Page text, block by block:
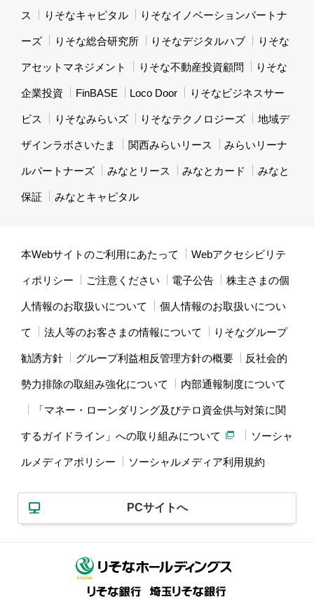
ス りそなキャピタル りそなイノベーションパートナ
ーズ りそな総合研究所 りそなデジタルハブ りそな
アセットマネジメント りそな不動産投資顧問 りそな
企業投資 FinBASE Loco Door りそなビジネスサー
ビス りそなみらいズ りそなテクノロジーズ 地域デ
ザインラボさいたま 関西みらいリース みらいリーナ
ルパートナーズ みなとリース みなとカード みなと
保証 みなとキャピタル
本Webサイトのご利用にあたって Webアクセシビリテ
ィポリシー ご注意ください 電子公告 株主さまの個
人情報のお取扱いについて 個人情報のお取扱いについ
て 法人等のお客さまの情報について りそなグループ
勧誘方針 グループ利益相反管理方針の概要 反社会的
勢力排除の取組み強化について 内部通報制度について
「マネー・ローンダリング及びテロ資金供与対策に関
するガイドライン」への取り組みについて ソーシャ
ルメディアポリシー ソーシャルメディア利用規約
PCサイトへ